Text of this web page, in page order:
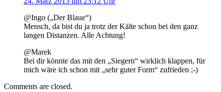
@Ingo („Der Blaue“)
Mensch, da bist du ja trotz der Kälte schon bei den ganz
langen Distanzen. Alle Achtung!
@Marek
Bei dir könnte das mit den „Siegern“ wirklich klappen, für
mich wäre ich schon mit „sehr guter Form“ zufrieden ;-)
Comments are closed.